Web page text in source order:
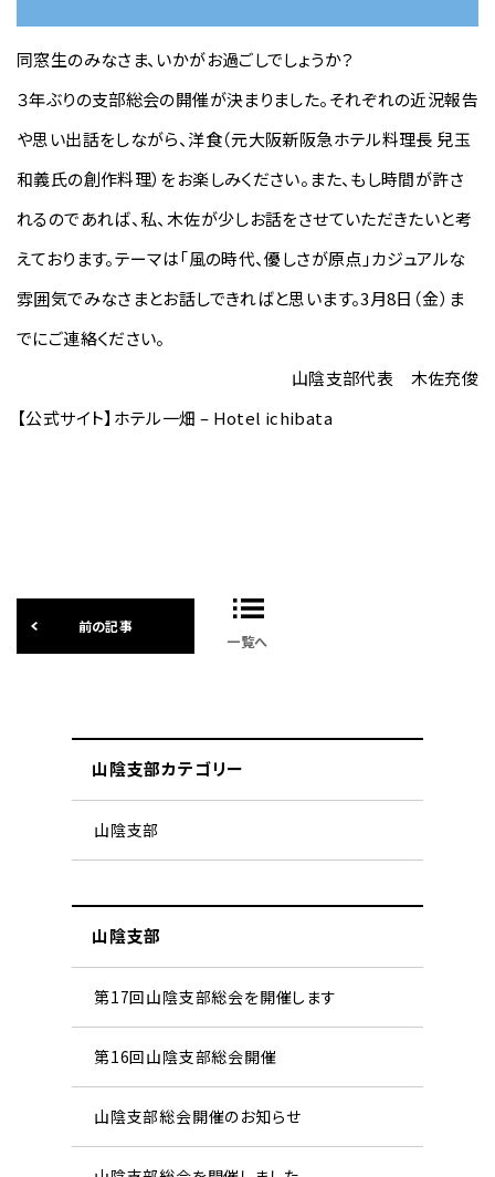
同窓生のみなさま、いかがお過ごしでしょうか？
３年ぶりの支部総会の開催が決まりました。それぞれの近況報告
や思い出話をしながら、洋食（元大阪新阪急ホテル料理長 兒玉
和義氏の創作料理）をお楽しみください。また、もし時間が許さ
れるのであれば、私、木佐が少しお話をさせていただきたいと考
えております。テーマは「風の時代、優しさが原点」カジュアルな
雰囲気でみなさまとお話しできればと思います。3月8日（金）ま
でにご連絡ください。
山陰支部代表 木佐充俊
【公式サイト】ホテル一畑 – Hotel ichibata
一覧へ
山陰支部カテゴリー
山陰支部
山陰支部
第17回山陰支部総会を開催します
第16回山陰支部総会開催
山陰支部総会開催のお知らせ